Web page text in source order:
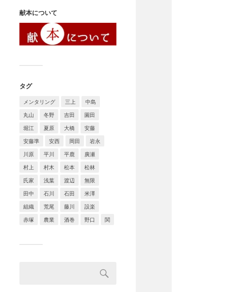
献本について
タグ
メンタリング 三上 中島
丸山 冬野 吉田 園田
堀江 夏原 大橋 安藤
安藤準 安西 岡田 岩永
川原 平川 平鹿 廣瀬
村上 村木 松本 松林
氏家 浅葉 渡辺 無限
田中 石川 石田 米澤
組織 荒尾 藤川 設楽
赤塚 農業 酒巻 野口 関